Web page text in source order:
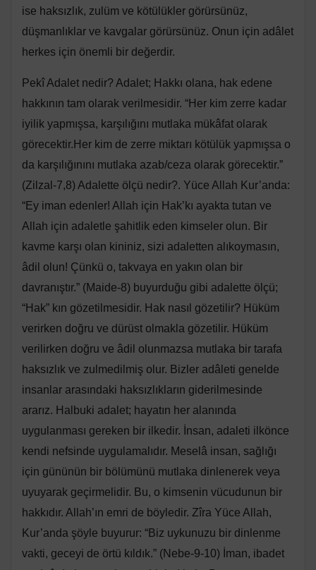
ise haksızlık, zulüm ve kötülükler görürsünüz,
düşmanlıklar ve kavgalar görürsünüz. Onun için adâlet
herkes için önemli bir değerdir.
Pekî Adalet nedir? Adalet; Hakkı olana, hak edene
hakkının tam olarak verilmesidir. “Her kim zerre kadar
iyilik yapmışsa, karşılığını mutlaka mükâfat olarak
görecektir.Her kim de zerre miktarı kötülük yapmışsa o
da karşılığınını mutlaka azab/ceza olarak görecektir.”
(Zilzal-7,8) Adalette ölçü nedir?. Yüce Allah Kur’anda:
“Ey iman edenler! Allah için Hak’kı ayakta tutan ve
Allah için adaletle şahitlik eden kimseler olun. Bir
kavme karşı olan kininiz, sizi adaletten alıkoymasın,
âdil olun! Çünkü o, takvaya en yakın olan bir
davranıştır.” (Maide-8) buyurduğu gibi adalette ölçü;
“Hak” kın gözetilmesidir. Hak nasıl gözetilir? Hüküm
verirken doğru ve dürüst olmakla gözetilir. Hüküm
verilirken doğru ve âdil olunmazsa mutlaka bir tarafa
haksızlık ve zulmedilmiş olur. Bizler adâleti genelde
insanlar arasındaki haksızlıkların giderilmesinde
ararız. Halbuki adalet; hayatın her alanında
uygulanması gereken bir ilkedir. İnsan, adaleti ilkönce
kendi nefsinde uygulamalıdır. Meselâ insan, sağlığı
için gününün bir bölümünü mutlaka dinlenerek veya
uyuyarak geçirmelidir. Bu, o kimsenin vücudunun bir
hakkıdır. Allah’ın emri de böyledir. Zîra Yüce Allah,
Kur’anda şöyle buyurur: “Biz uykunuzu bir dinlenme
vakti, geceyi de örtü kıldık.” (Nebe-9-10) İman, ibadet